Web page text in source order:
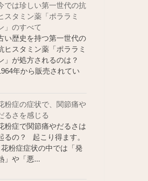
では珍しい第一世代の抗
スタミン薬「ポララミ
」のすべて
い歴史を持つ第一世代の
ヒスタミン薬「ポララミ
」が処方されるのは？
年から販売されてい
粉症の症状で、関節痛や
るさを感じる
粉症で関節痛やだるさは
るの？ 起こり得ます。
花粉症症状の中では「発
」や「悪...